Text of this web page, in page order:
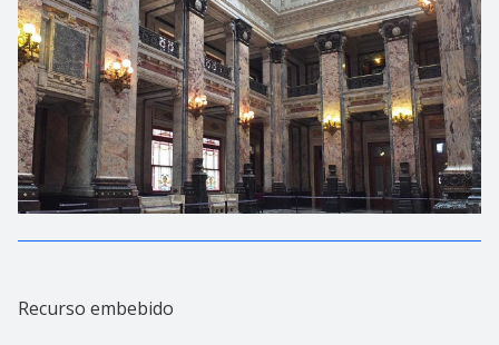
Recurso embebido